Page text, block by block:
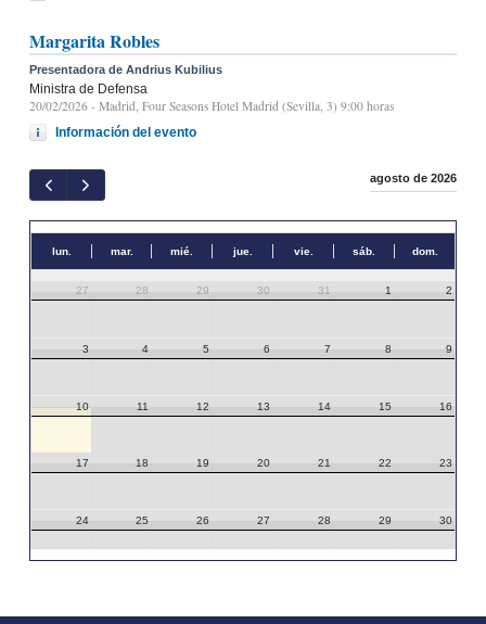
Margarita Robles
Presentadora de Andrius Kubilius
Ministra de Defensa
20/02/2026 - Madrid, Four Seasons Hotel Madrid (Sevilla, 3) 9:00 horas
Información del evento
agosto de 2026
lun. mar. mié. jue. vie. sáb. dom.
27 28 29 30 31 1 2
3 4 5 6 7 8 9
10 11 12 13 14 15 16
17 18 19 20 21 22 23
24 25 26 27 28 29 30